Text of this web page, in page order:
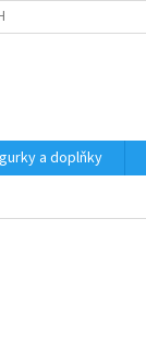
OSOBNÍCH ÚDAJŮ
a doplňky